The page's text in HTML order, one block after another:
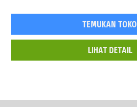
TEMUKAN TOKO
LIHAT DETAIL